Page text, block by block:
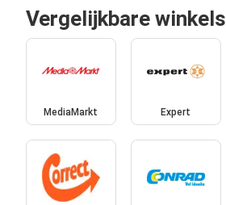
Vergelijkbare winkels
MediaMarkt Expert